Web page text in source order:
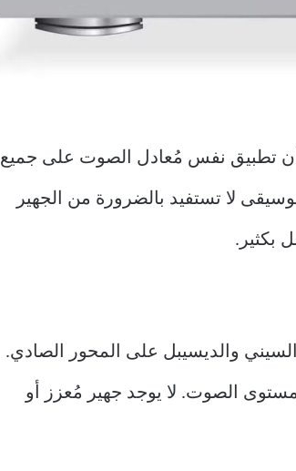
أن تطبيق نفس مُعادل الصوت على جميع
لا تستفيد بالضرورة من الجهير
بكثير.
والديسيبل على المحور الصادي.
الصوت. لا يوجد جهير مُعزز أو